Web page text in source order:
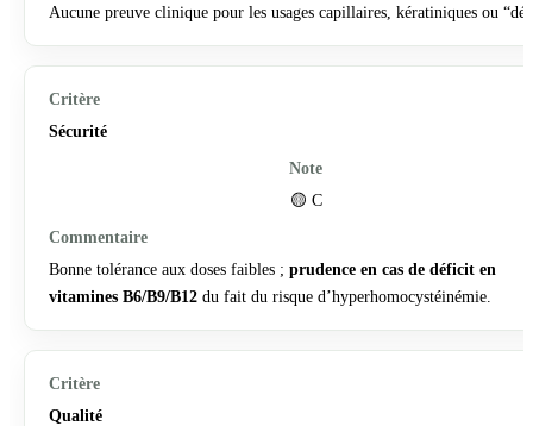
Aucune preuve clinique pour les usages capillaires, kératiniques ou
Sécurité
🟡 C
Bonne tolérance aux doses faibles ; prudence en cas de déficit en
vitamines B6/B9/B12 du fait du risque d’hyperhomocystéinémie.
Qualité